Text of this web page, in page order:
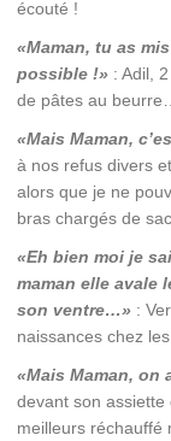
écouté !
«Maman, tu as
possible !» : Adil,
de pâtes au beurre…
«Mais Maman,
à nos refus divers
alors que je ne
bras chargés de
«Eh bien moi je
maman elle avale
son ventre…» :
naissances chez
«Mais Maman, on
devant son assiette
meilleurs réchauffé